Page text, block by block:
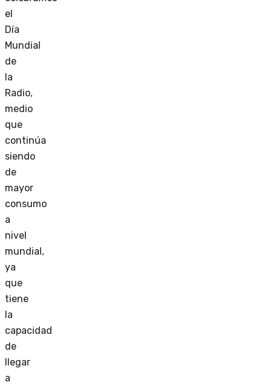
el
Día
Mundial
de
la
Radio,
medio
que
continúa
siendo
de
mayor
consumo
a
nivel
mundial,
ya
que
tiene
la
capacidad
de
llegar
a